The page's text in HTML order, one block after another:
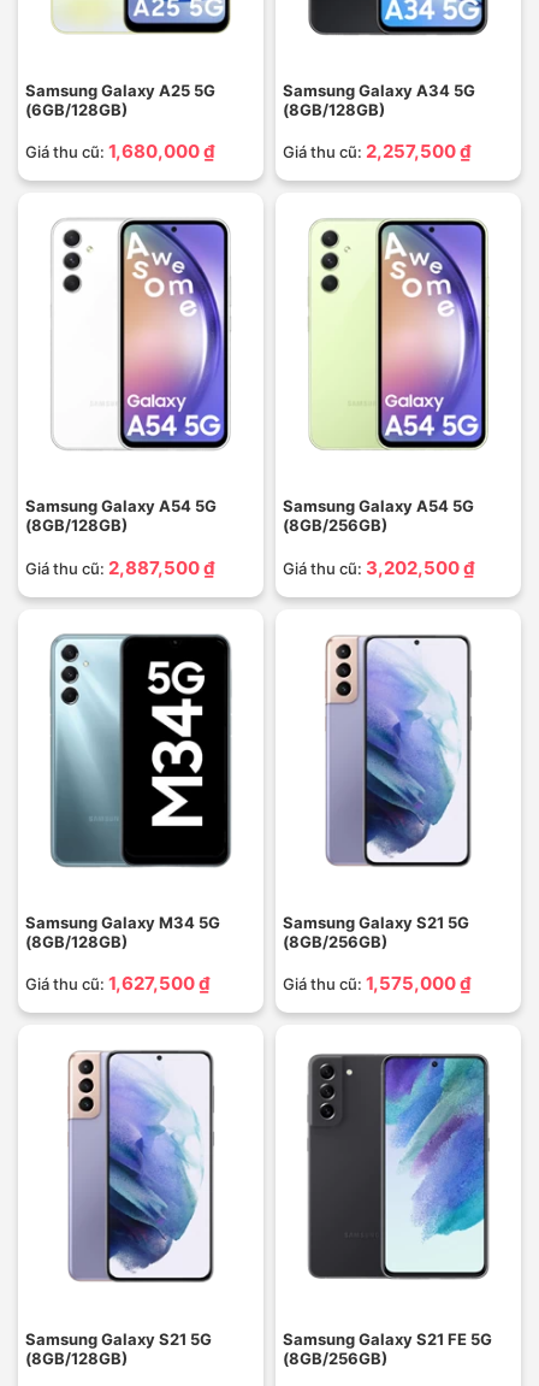
Samsung Galaxy A25 5G
(6GB/128GB)
Giá thu cũ: 1,680,000 ₫
Samsung Galaxy A34 5G
(8GB/128GB)
Giá thu cũ: 2,257,500 ₫
Samsung Galaxy A54 5G
(8GB/128GB)
Giá thu cũ: 2,887,500 ₫
Samsung Galaxy A54 5G
(8GB/256GB)
Giá thu cũ: 3,202,500 ₫
Samsung Galaxy M34 5G
(8GB/128GB)
Giá thu cũ: 1,627,500 ₫
Samsung Galaxy S21 5G
(8GB/256GB)
Giá thu cũ: 1,575,000 ₫
Samsung Galaxy S21 5G
(8GB/128GB)
Samsung Galaxy S21 FE 5G
(8GB/256GB)